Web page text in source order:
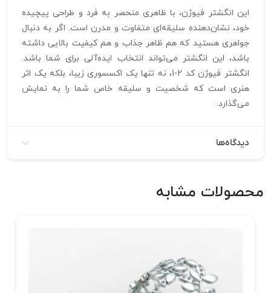
این انگشتر فیوژن، با ظاهری منحصر به فرد و طراحی پیچیده
خود، نشان‌دهنده سلیقه‌ای متفاوت و مدرن است. اگر به دنبال
جواهری هستید که هم ظاهر جذاب و هم کیفیت بالایی داشته
باشد، این انگشتر می‌تواند انتخاب ایده‌آلی برای شما باشد.
انگشتر فیوژن کد 2-1، نه تنها یک اکسسوری زیبا، بلکه یک اثر
هنری است که شخصیت و سلیقه خاص شما را به نمایش
می‌گذارد.
دیدگاه‌ها
محصولات مشابه